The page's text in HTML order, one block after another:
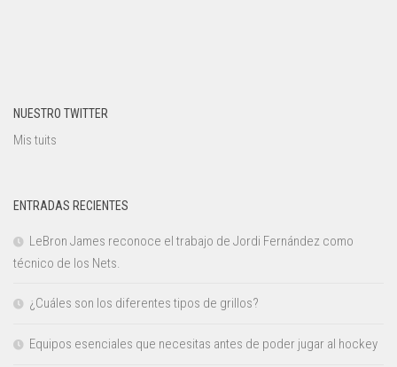
NUESTRO TWITTER
Mis tuits
ENTRADAS RECIENTES
LeBron James reconoce el trabajo de Jordi Fernández como
técnico de los Nets.
¿Cuáles son los diferentes tipos de grillos?
Equipos esenciales que necesitas antes de poder jugar al hockey